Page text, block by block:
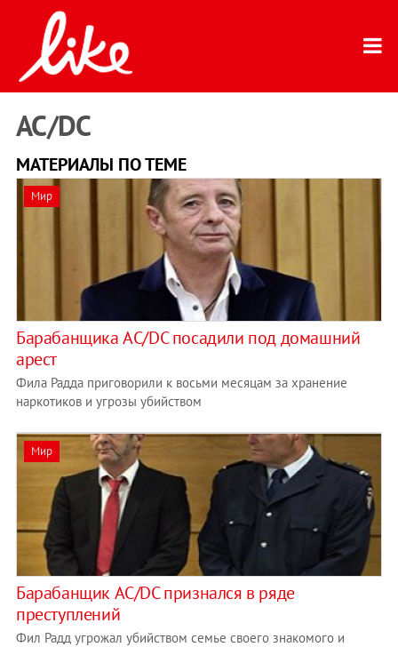
AC/DC
МАТЕРИАЛЫ ПО ТЕМЕ
Мир
Барабанщика AC/DC посадили под домашний
арест
Фила Радда приговорили к восьми месяцам за хранение
наркотиков и угрозы убийством
Мир
Барабанщик AC/DC признался в ряде
преступлений
Фил Радд угрожал убийством семье своего знакомого и